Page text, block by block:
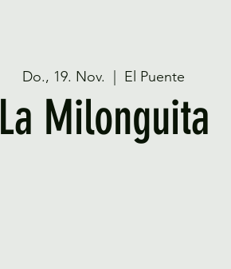
Do., 19. Nov. El Puente
La Milonguita